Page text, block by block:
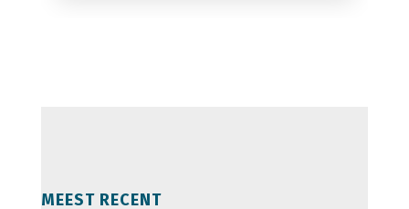
MEEST RECENT